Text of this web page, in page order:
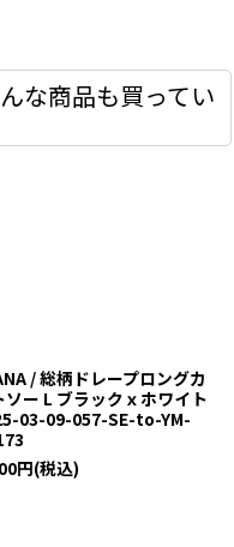
な商品も買ってい
/ 総柄ドレープロングカ
ソー L ブラックｘホワイト
03-09-057-SE-to-YM-
円(税込)